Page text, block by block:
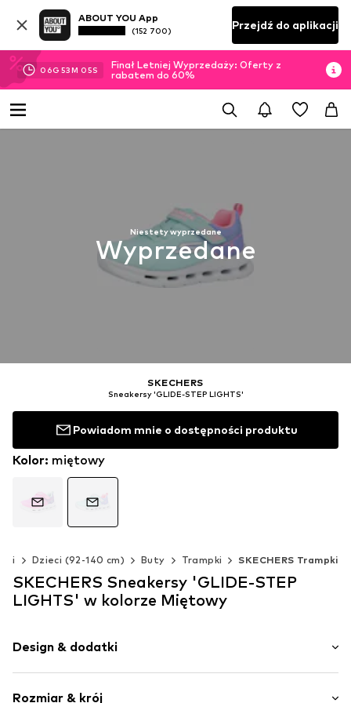
ABOUT YOU App
(152 700) Przejdź do aplikacji
06G 53M 04S
Finał Letniej Wyprzedaży: Oferty z
rabatem do 60%
Niestety wyprzedane
Wyprzedane
SKECHERS
Sneakersy 'GLIDE-STEP LIGHTS'
Powiadom mnie o dostępności produktu
Kolor: miętowy
Dzieci (92-140 cm) Buty Trampki SKECHERS Trampki
SKECHERS Sneakersy 'GLIDE-STEP
LIGHTS' w kolorze Miętowy
Design & dodatki
Rozmiar & krój